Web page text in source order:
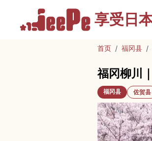
享受 日
首页 / 福冈县 /
福冈柳川
福冈县 佐贺县